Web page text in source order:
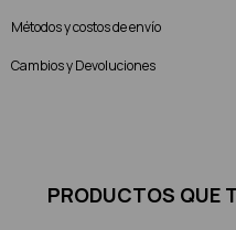
Métodos y costos de envío
Cambios y Devoluciones
PRODUCTOS QUE